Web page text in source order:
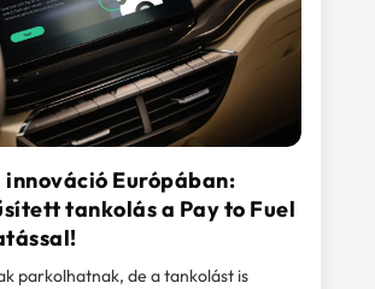
innováció Európában:
tankolás a Pay to Fuel
parkolhatnak, de a tankolást is